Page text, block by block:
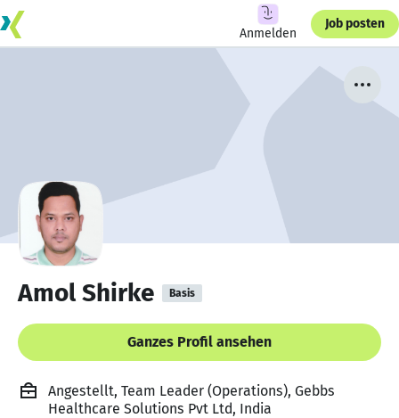
Anmelden
Job posten
Amol Shirke Basis
Ganzes Profil ansehen
Angestellt, Team Leader (Operations), Gebbs
Healthcare Solutions Pvt Ltd, India